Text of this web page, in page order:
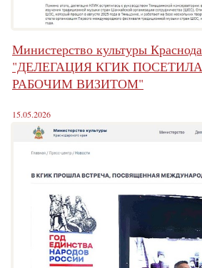
Министерство культуры
"ДЕЛЕГАЦИЯ КГИК
РАБОЧИМ ВИЗИТОМ"
15.05.2026